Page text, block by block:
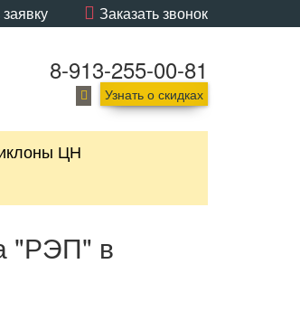
Заказать звонок
8-913-255-00-81
Узнать о скидках
ЦН
"РЭП" в